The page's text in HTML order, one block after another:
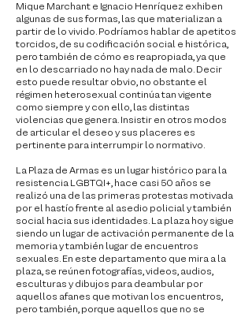
Mique Marchant e Ignacio Henríquez exhiben
algunas de sus formas, las que materializan a
partir de lo vivido. Podríamos hablar de apetitos
torcidos, de su codificación social e histórica,
pero también de cómo es reapropiada, ya que
en lo descarriado no hay nada de malo. Decir
esto puede resultar obvio, no obstante el
régimen heterosexual continúa tan vigente
como siempre y con ello, las distintas
violencias que genera. Insistir en otros modos
de articular el deseo y sus placeres es
pertinente para interrumpir lo normativo.
La Plaza de Armas es un lugar histórico para la
resistencia LGBTQI+, hace casi 50 años se
realizó una de las primeras protestas motivada
por el hastío frente al asedio policial y también
social hacia sus identidades. La plaza hoy sigue
siendo un lugar de activación permanente de la
memoria y también lugar de encuentros
sexuales. En este departamento que mira a la
plaza, se reúnen fotografías, videos, audios,
esculturas y dibujos para deambular por
aquellos afanes que motivan los encuentros,
pero también, porque aquellos que no se